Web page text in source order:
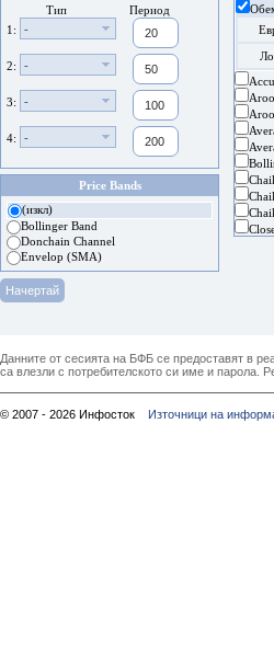
Тип
Период
1:
-
2: -
3: -
4: -
Price Bands
(изкл)
Bollinger Band
Donchain Channel
Envelop (SMA)
Данните от сесията на БФБ се предоставят в
са влезли с потребителското си име и парола.
© 2007 - 2026 Инфосток Източници на